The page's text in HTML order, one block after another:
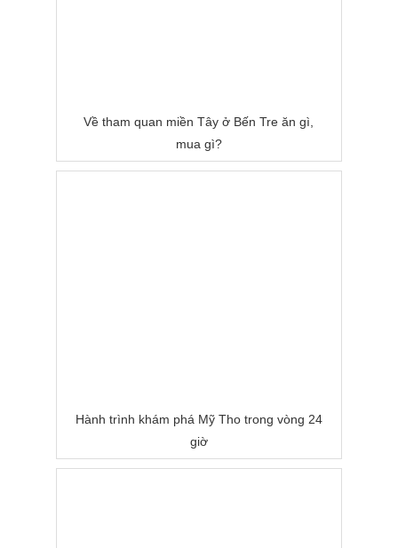
Về tham quan miền Tây ở Bến Tre ăn gì,
mua gì?
Hành trình khám phá Mỹ Tho trong vòng 24
giờ